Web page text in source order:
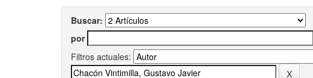
Buscar:
por
Filtros actuales: